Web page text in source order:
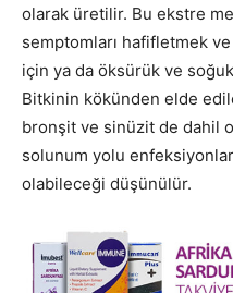
olarak üretilir. Bu ekstre
semptomları hafifletmek
için ya da öksürük ve soğuk
Bitkinin kökünden elde
bronşit ve sinüzit de dahil
solunum yolu
olabileceği düşünülür.